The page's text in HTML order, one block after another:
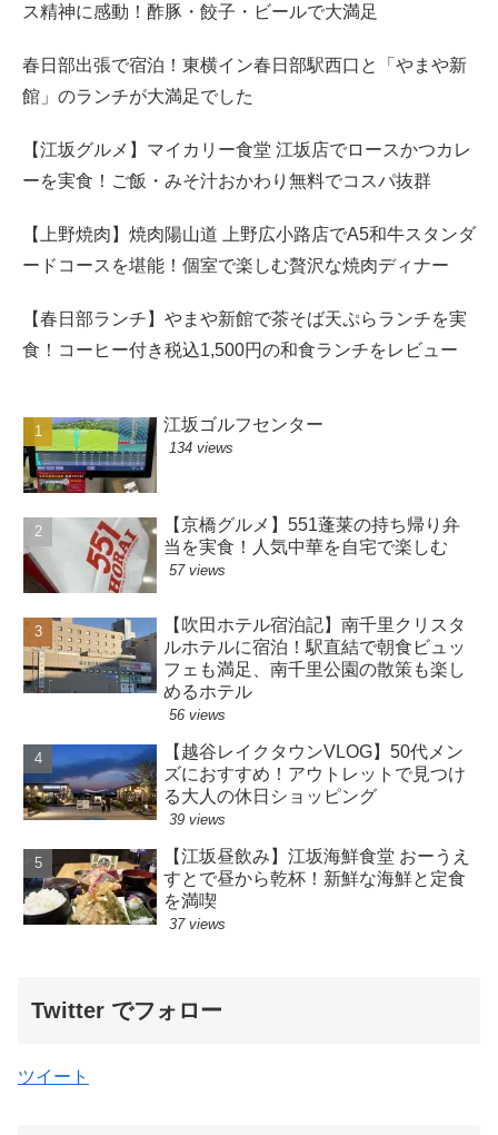
ス精神に感動！酢豚・餃子・ビールで大満足
春日部出張で宿泊！東横イン春日部駅西口と「やまや新
館」のランチが大満足でした
【江坂グルメ】マイカリー食堂 江坂店でロースかつカレ
ーを実食！ご飯・みそ汁おかわり無料でコスパ抜群
【上野焼肉】焼肉陽山道 上野広小路店でA5和牛スタンダ
ードコースを堪能！個室で楽しむ贅沢な焼肉ディナー
【春日部ランチ】やまや新館で茶そば天ぷらランチを実
食！コーヒー付き税込1,500円の和食ランチをレビュー
江坂ゴルフセンター
134 views
【京橋グルメ】551蓬莱の持ち帰り弁
当を実食！人気中華を自宅で楽しむ
57 views
【吹田ホテル宿泊記】南千里クリスタ
ルホテルに宿泊！駅直結で朝食ビュッ
フェも満足、南千里公園の散策も楽し
めるホテル
56 views
【越谷レイクタウンVLOG】50代メン
ズにおすすめ！アウトレットで見つけ
る大人の休日ショッピング
39 views
【江坂昼飲み】江坂海鮮食堂 おーうえ
すとで昼から乾杯！新鮮な海鮮と定食
を満喫
37 views
Twitter でフォロー
ツイート